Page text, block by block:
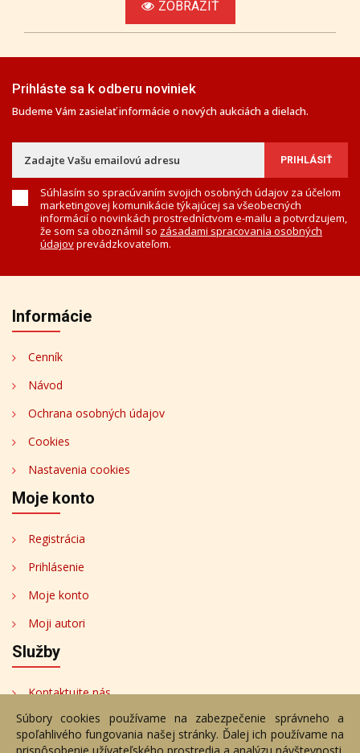
ZOBRAZIŤ
Prihláste sa k odberu noviniek
Budeme Vám zasielať informácie o nových aukciách a dielach.
Súhlasím so spracúvaním svojich osobných údajov za účelom
marketingovej komunikácie týkajúcej sa všeobecných
informácií o novinkách prostredníctvom e-mailu a potvrdzujem,
že som sa oboznámil so zásadami spracovania osobných
údajovprevádzkovateľom.
Informácie
Cenník
Návod
Ochrana osobných údajov
Cookies
Nastavenia cookies
Moje konto
Registrácia
Prihlásenie
Moje konto
Moji autori
Služby
Kontaktujte nás
Bezplatné poradenstvo
Adresa
Súbory cookies používame na zabezpečenie správneho a
spoľahlivého fungovania našej stránky. Ďalej ich používame na